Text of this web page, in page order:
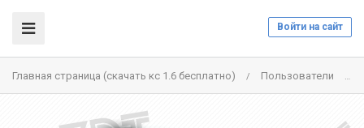
Войти на сайт
Главная страница (скачать кс 1.6 бесплатно) / Пользователи